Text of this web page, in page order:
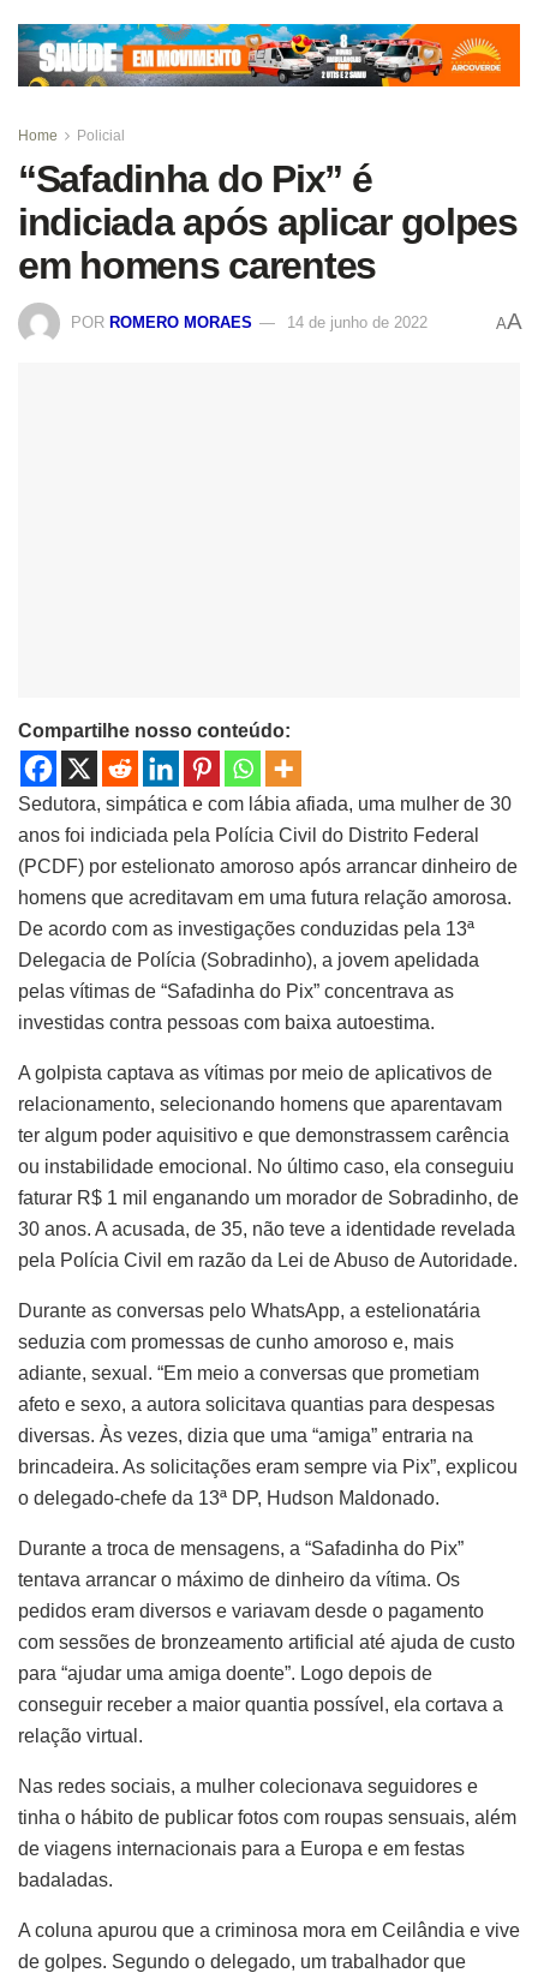
Home Policial
“Safadinha do Pix” é
indiciada após aplicar golpes
em homens carentes
POR ROMERO MORAES 14 de junho de 2022 AA
Compartilhe nosso conteúdo:
Sedutora, simpática e com lábia afiada, uma mulher de 30
anos foi indiciada pela Polícia Civil do Distrito Federal
(PCDF) por estelionato amoroso após arrancar dinheiro de
homens que acreditavam em uma futura relação amorosa.
De acordo com as investigações conduzidas pela 13ª
Delegacia de Polícia (Sobradinho), a jovem apelidada
pelas vítimas de “Safadinha do Pix” concentrava as
investidas contra pessoas com baixa autoestima.
A golpista captava as vítimas por meio de aplicativos de
relacionamento, selecionando homens que aparentavam
ter algum poder aquisitivo e que demonstrassem carência
ou instabilidade emocional. No último caso, ela conseguiu
faturar R$ 1 mil enganando um morador de Sobradinho, de
30 anos. A acusada, de 35, não teve a identidade revelada
pela Polícia Civil em razão da Lei de Abuso de Autoridade.
Durante as conversas pelo WhatsApp, a estelionatária
seduzia com promessas de cunho amoroso e, mais
adiante, sexual. “Em meio a conversas que prometiam
afeto e sexo, a autora solicitava quantias para despesas
diversas. Às vezes, dizia que uma “amiga” entraria na
brincadeira. As solicitações eram sempre via Pix”, explicou
o delegado-chefe da 13ª DP, Hudson Maldonado.
Durante a troca de mensagens, a “Safadinha do Pix”
tentava arrancar o máximo de dinheiro da vítima. Os
pedidos eram diversos e variavam desde o pagamento
com sessões de bronzeamento artificial até ajuda de custo
para “ajudar uma amiga doente”. Logo depois de
conseguir receber a maior quantia possível, ela cortava a
relação virtual.
Nas redes sociais, a mulher colecionava seguidores e
tinha o hábito de publicar fotos com roupas sensuais, além
de viagens internacionais para a Europa e em festas
badaladas.
A coluna apurou que a criminosa mora em Ceilândia e vive
de golpes. Segundo o delegado, um trabalhador que